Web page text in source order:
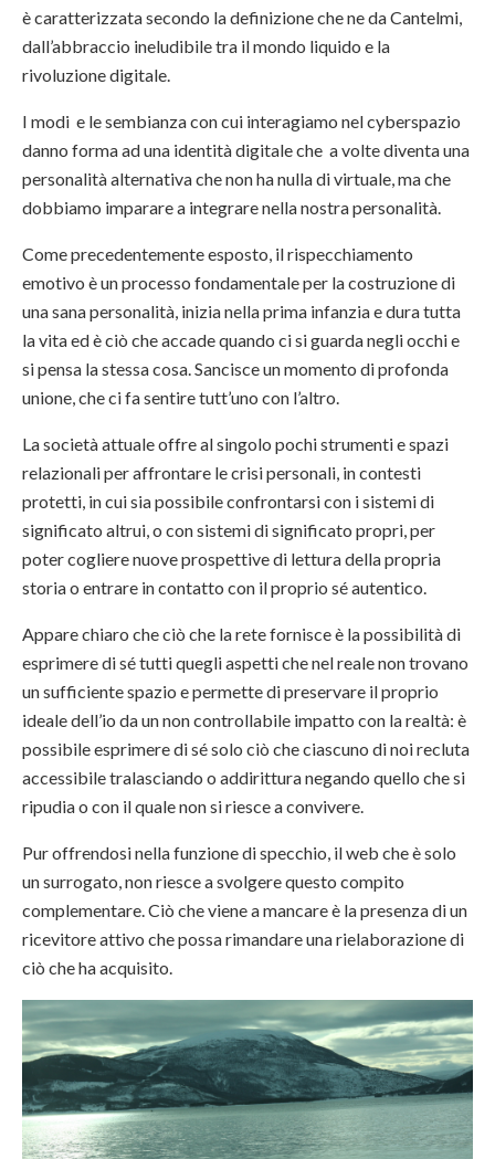
è caratterizzata secondo la definizione che ne da Cantelmi,
dall’abbraccio ineludibile tra il mondo liquido e la
rivoluzione digitale.
I modi e le sembianza con cui interagiamo nel cyberspazio
danno forma ad una identità digitale che a volte diventa una
personalità alternativa che non ha nulla di virtuale, ma che
dobbiamo imparare a integrare nella nostra personalità.
Come precedentemente esposto, il rispecchiamento
emotivo è un processo fondamentale per la costruzione di
una sana personalità, inizia nella prima infanzia e dura tutta
la vita ed è ciò che accade quando ci si guarda negli occhi e
si pensa la stessa cosa. Sancisce un momento di profonda
unione, che ci fa sentire tutt’uno con l’altro.
La società attuale offre al singolo pochi strumenti e spazi
relazionali per affrontare le crisi personali, in contesti
protetti, in cui sia possibile confrontarsi con i sistemi di
significato altrui, o con sistemi di significato propri, per
poter cogliere nuove prospettive di lettura della propria
storia o entrare in contatto con il proprio sé autentico.
Appare chiaro che ciò che la rete fornisce è la possibilità di
esprimere di sé tutti quegli aspetti che nel reale non trovano
un sufficiente spazio e permette di preservare il proprio
ideale dell’io da un non controllabile impatto con la realtà: è
possibile esprimere di sé solo ciò che ciascuno di noi recluta
accessibile tralasciando o addirittura negando quello che si
ripudia o con il quale non si riesce a convivere.
Pur offrendosi nella funzione di specchio, il web che è solo
un surrogato, non riesce a svolgere questo compito
complementare. Ciò che viene a mancare è la presenza di un
ricevitore attivo che possa rimandare una rielaborazione di
ciò che ha acquisito.